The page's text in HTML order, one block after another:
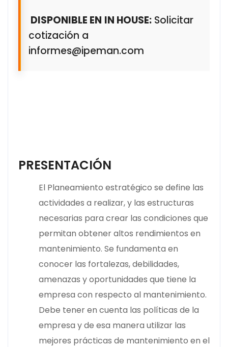
DISPONIBLE EN IN HOUSE: Solicitar
cotización a
informes@ipeman.com
PRESENTACIÓN
El Planeamiento estratégico se define las
actividades a realizar, y las estructuras
necesarias para crear las condiciones que
permitan obtener altos rendimientos en
mantenimiento. Se fundamenta en
conocer las fortalezas, debilidades,
amenazas y oportunidades que tiene la
empresa con respecto al mantenimiento.
Debe tener en cuenta las políticas de la
empresa y de esa manera utilizar las
mejores prácticas de mantenimiento en el